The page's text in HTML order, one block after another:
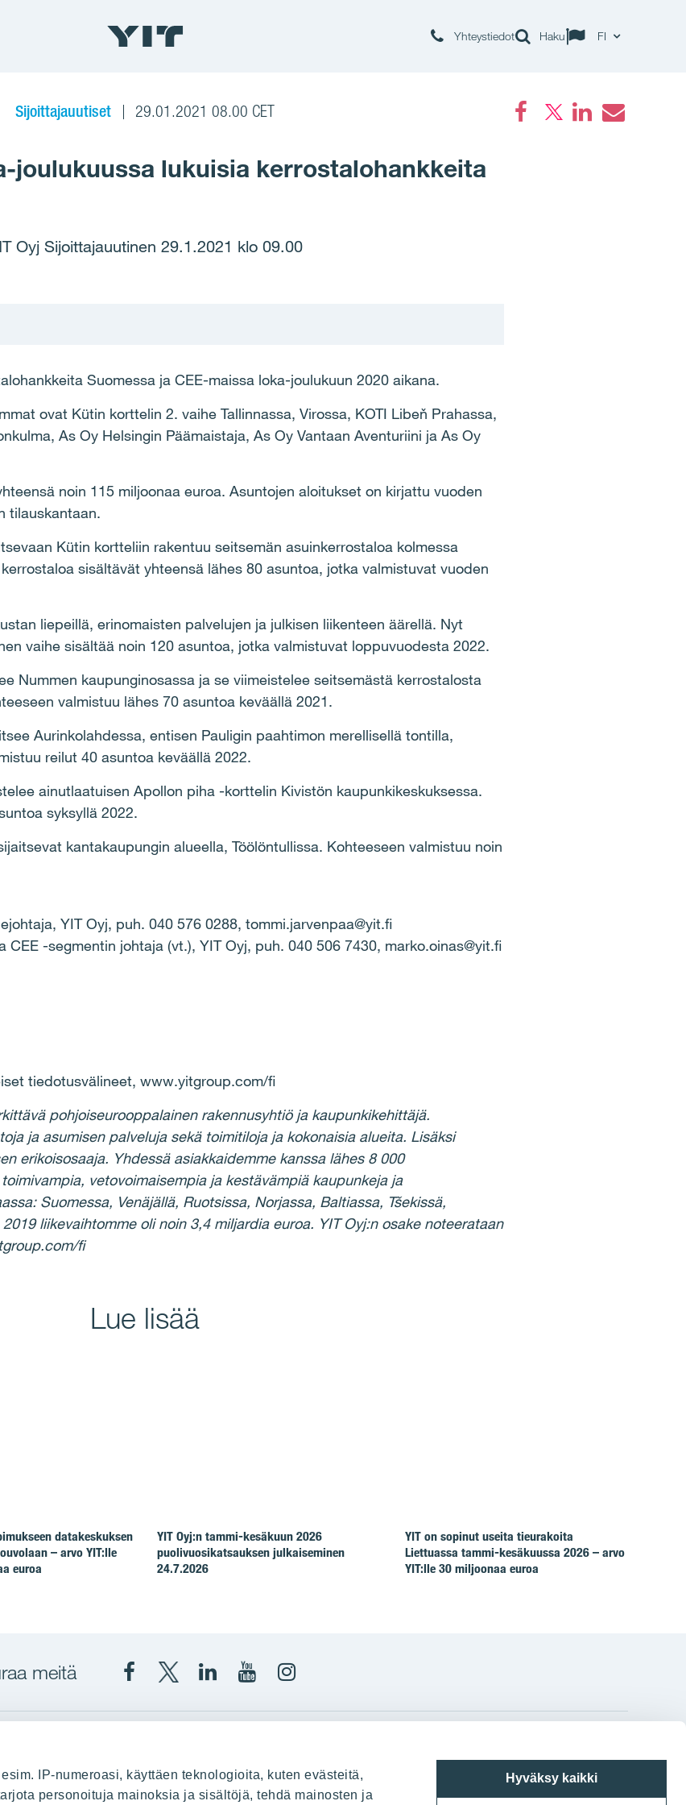
IP-numeroasi, käyttäen teknologioita, kuten evästeitä,
personoituja mainoksia ja sisältöjä, tehdä mainosten ja
Hyväksy kaikki
Yhteystiedot Haku FI
Sijoittajauutiset 29.01.2021 08.00 CET
joulukuussa lukuisia kerrostalohankkeita
Oyj Sijoittajauutinen 29.1.2021 klo 09.00
Suomessa ja CEE-maissa loka-joulukuun 2020 aikana.
ovat Kütin korttelin 2. vaihe Tallinnassa, Virossa, KOTI Libeň Prahassa,
As Oy Helsingin Päämaistaja, As Oy Vantaan Aventuriini ja As Oy
noin 115 miljoonaa euroa. Asuntojen aloitukset on kirjattu vuoden
tilauskantaan.
Kütin kortteliin rakentuu seitsemän asuinkerrostaloa kolmessa
sisältävät yhteensä lähes 80 asuntoa, jotka valmistuvat vuoden
liepeillä, erinomaisten palvelujen ja julkisen liikenteen äärellä. Nyt
vaihe sisältää noin 120 asuntoa, jotka valmistuvat loppuvuodesta 2022.
Nummen kaupunginosassa ja se viimeistelee seitsemästä kerrostalosta
valmistuu lähes 70 asuntoa keväällä 2021.
Aurinkolahdessa, entisen Pauligin paahtimon merellisellä tontilla,
reilut 40 asuntoa keväällä 2022.
ainutlaatuisen Apollon piha -korttelin Kivistön kaupunkikeskuksessa.
syksyllä 2022.
kantakaupungin alueella, Töölöntullissa. Kohteeseen valmistuu noin
YIT Oyj, puh. 040 576 0288, tommi.jarvenpaa@yit.fi
CEE -segmentin johtaja (vt.), YIT Oyj, puh. 040 506 7430, marko.oinas@yit.fi
tiedotusvälineet, www.yitgroup.com/fi
pohjoiseurooppalainen rakennusyhtiö ja kaupunkikehittäjä.
ja asumisen palveluja sekä toimitiloja ja kokonaisia alueita. Lisäksi
erikoisosaaja. Yhdessä asiakkaidemme kanssa lähes 8 000
vetovoimaisempia ja kestävämpiä kaupunkeja ja
Suomessa, Venäjällä, Ruotsissa, Norjassa, Baltiassa, Tšekissä,
liikevaihtomme oli noin 3,4 miljardia euroa. YIT Oyj:n osake noteerataan
fi
Lue lisää
datakeskuksen
– arvo YIT:lle
euroa
YIT Oyj:n tammi-kesäkuun 2026
puolivuosikatsauksen julkaiseminen
24.7.2026
YIT on sopinut useita tieurakoita
Liettuassa tammi-kesäkuussa 2026 – arvo
YIT:lle 30 miljoonaa euroa
meitä
YITYITCorporation
Corporation
YIT
Myytävät asunnot Panuntie 11, PL 36, 00620 Helsinki